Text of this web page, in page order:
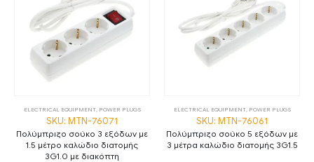
ELECTRICAL EQUIPMENT, POWER PLUGS
SKU: MTN-76071
Πολύμπριζο σούκο 3 εξόδων με
1.5 μέτρο καλώδιο διατομής
3G1.0 με διακόπτη
ELECTRICAL EQUIPMENT, POWER PLUGS
SKU: MTN-76061
Πολύμπριζο σούκο 5 εξόδων με
3 μέτρα καλώδιο διατομής 3G1.5